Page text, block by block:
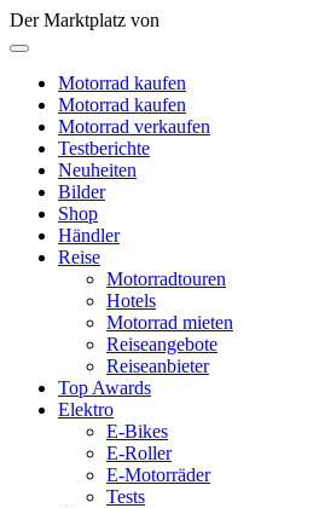
Der Marktplatz von
Motorrad kaufen
Motorrad kaufen
Motorrad verkaufen
Testberichte
Neuheiten
Bilder
Shop
Händler
Reise
Motorradtouren
Hotels
Motorrad mieten
Reiseangebote
Reiseanbieter
Top Awards
Elektro
E-Bikes
E-Roller
E-Motorräder
Tests